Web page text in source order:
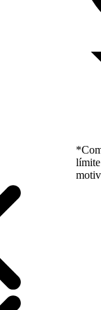
límite